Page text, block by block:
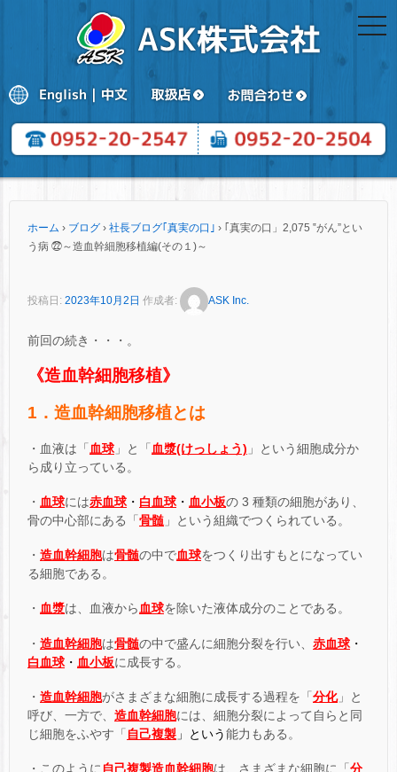
ホーム › ブログ › 社長ブログ｢真実の口｣ › ｢真実の口」2,075 ‟がん”とい
う病 ㉒～造血幹細胞移植編(その１)～
投稿日: 2023年10月2日 作成者: ASK Inc.
前回の続き・・・。
《造血幹細胞移植》
1．造血幹細胞移植とは
・血液は「 血球 」と「 血漿(けっしょう) 」という細胞成分か
ら成り立っている。
・ 血球には赤血球 ・ 白血球 ・ 血小板の 3 種類の細胞があり、
骨の中心部にある「 骨髄 」という組織でつくられている。
・ 造血幹細胞は骨髄の中で血球をつくり出すもとになってい
る細胞である。
・ 血漿は、血液から血球を除いた液体成分のことである。
・ 造血幹細胞は骨髄の中で盛んに細胞分裂を行い、 赤血球 ・
白血球 ・ 血小板に成長する。
・ 造血幹細胞がさまざまな細胞に成長する過程を「 分化」と
呼び、一方で、 造血幹細胞には、細胞分裂によって自らと同
じ細胞をふやす「 自己複製 」 という能力もある。
・このように 自己複製造血幹細胞は、さまざまな細胞に「 分